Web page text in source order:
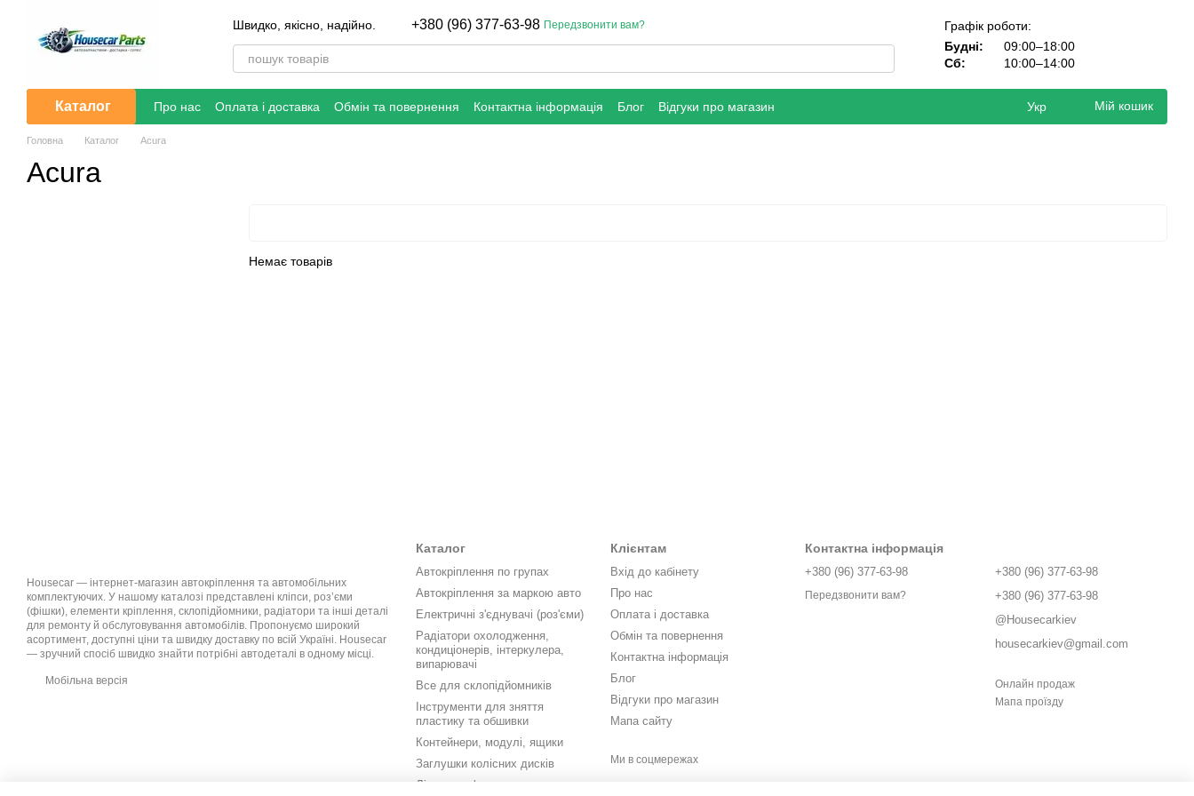
Швидко, якісно, надійно.
+380 (96) 377-63-98 Передзвонити вам?
Графік роботи:
Будні:
09:00–18:00
Сб:
10:00–14:00
Каталог Про нас Оплата і доставка Обмін та повернення Контактна інформація Блог Відгуки про магазин Укр Мій кошик
Головна Каталог Acura
Acura
Немає товарів
Housecar — інтернет-магазин автокріплення та автомобільних
комплектуючих. У нашому каталозі представлені кліпси, роз’єми
(фішки), елементи кріплення, склопідйомники, радіатори та інші деталі
для ремонту й обслуговування автомобілів. Пропонуємо широкий
асортимент, доступні ціни та швидку доставку по всій Україні. Housecar
— зручний спосіб швидко знайти потрібні автодеталі в одному місці.
Мобільна версія
Каталог
Автокріплення по групах
Автокріплення за маркою авто
Електричні з'єднувачі (роз'єми)
Радіатори охолодження,
кондиціонерів, інтеркулера,
випарювачі
Все для склопідйомників
Інструменти для зняття
пластику та обшивки
Контейнери, модулі, ящики
Заглушки колісних дисків
Літери, цифри, значки,
Клієнтам
Вхід до кабінету
Про нас
Оплата і доставка
Обмін та повернення
Контактна інформація
Блог
Відгуки про магазин
Мапа сайту
Ми в соцмережах
Контактна інформація
+380 (96) 377-63-98
Передзвонити вам?
+380 (96) 377-63-98
+380 (96) 377-63-98
@Housecarkiev
housecarkiev@gmail.com
Онлайн продаж
Мапа проїзду